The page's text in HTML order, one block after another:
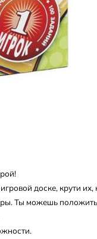
доске, крути их,
Ты можешь